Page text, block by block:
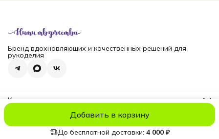
Добавить в корзину
До бесплатной доставки: 4 000 ₽
Бренд вдохновляющих и качественных решений для
рукоделия
Контакты
Эл. почта
nititv@yandex.ru
© niti_liveОплатаДоставкаПравила возвратаРеквизиты